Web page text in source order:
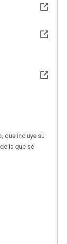
que incluye su
la que se